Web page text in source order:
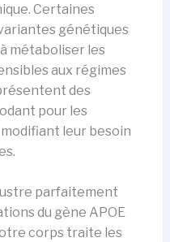
Certaines
génétiques
métaboliser les
aux régimes
des
pour les
leur besoin
parfaitement
du gène APOE
corps traite les